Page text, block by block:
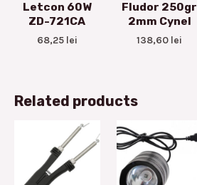
Letcon 60W
ZD-721CA
68,25 lei
Fludor 250gr
2mm Cynel
138,60 lei
Related products